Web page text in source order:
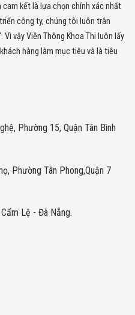
cam kết là lựa chọn chính xác nhất
công ty, chúng tôi luôn trân
vậy Viễn Thông Khoa Thi luôn lấy
hàng làm mục tiêu và là tiêu
Phường 15, Quận Tân Bình
Phường Tân Phong,Quận 7
Lệ - Đà Nẵng.